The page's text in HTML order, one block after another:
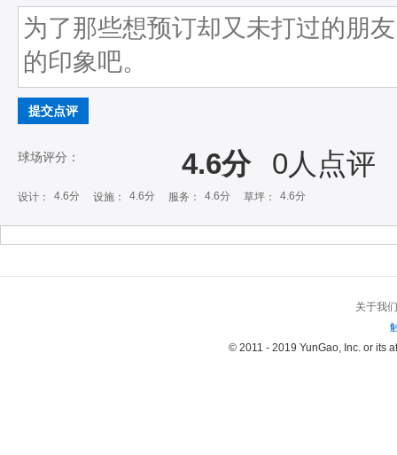
提交点评
球场评分： 4.6分 0人点评
设计： 4.6分 设施： 4.6分 服务： 4.6分 草坪： 4.6分
关于我们
© 2011 - 2019 YunGao, Inc. or its